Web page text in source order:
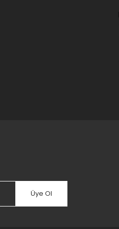
Üye Ol